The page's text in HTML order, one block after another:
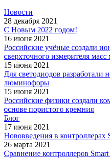
Новости
28 декабря 2021
С Новым 2022 годом!
16 июня 2021
Российские учёные создали
сверхточного измерителя масс
15 июня 2021
Для светодиодов разработали
люминофоры
15 июня 2021
Российские физики создали
основе пористого кремния
Блог
17 июня 2021
Нововведения в контроллерах
26 марта 2021
Сравнение контроллеров